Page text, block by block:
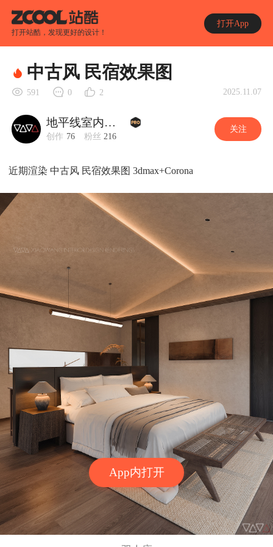
打开站酷，发现更好的设计！
打开App
App内打开
中古风 民宿效果图
591 0 2 2025.11.07
地平线室内效果图
创作 76 粉丝 216
关注
近期渲染 中古风 民宿效果图 3dmax+Corona